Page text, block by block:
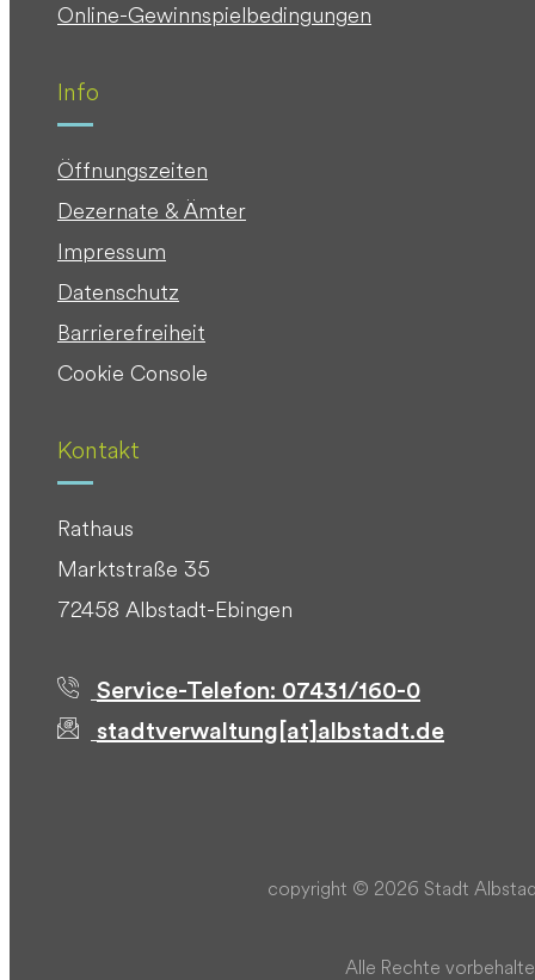
Online-Gewinnspielbedingungen
Info
Öffnungszeiten
Dezernate & Ämter
Impressum
Datenschutz
Barrierefreiheit
Cookie Console
Kontakt
Rathaus
Marktstraße 35
72458 Albstadt-Ebingen
Service-Telefon: 07431/160-0
stadtverwaltung[at]albstadt.de
copyright © 2026 Stadt
Alle Rechte